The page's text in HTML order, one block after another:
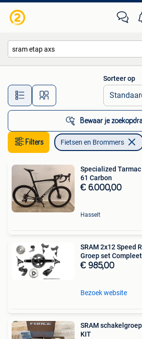
Alle afstanden…
Sorteer op
Bewaar je
Filters Fietsen en Brommers
Specialized Tarmac
61 Carbon
€ 6.000,00
Hasselt
SRAM 2x12 Speed
Groep set Compleet
€ 985,00
Bezoek website
SRAM
KIT